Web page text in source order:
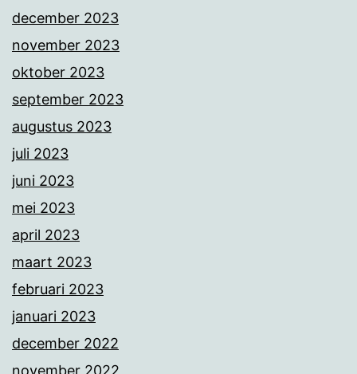
december 2023
november 2023
oktober 2023
september 2023
augustus 2023
juli 2023
juni 2023
mei 2023
april 2023
maart 2023
februari 2023
januari 2023
december 2022
november 2022